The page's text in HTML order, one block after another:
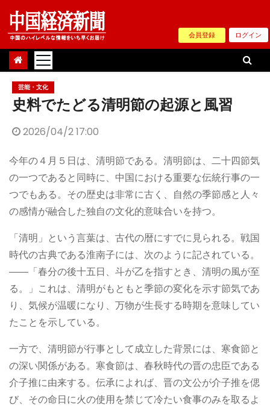
Skip
content
会員登録 ログイン
芸能・文化
史料でたどる清明節の起源と風習
2026/04/2 17:00
今年の４月５日は、清明節である。清明節は、二十四節気
の一つであると同時に、中国における重要な伝統行事の一
つでもある。その歴史は非常に古く、自然の季節感と人々
の感情が融合した独自の文化的意味合いを持つ。
「清明」という言葉は、古代の暦にすでに見られる。戦国
時代の古典である淮南子には、次のように記されている。
――「春分の後十五日、斗が乙を指すとき、清明の風が至
る。」これは、清明がもともと季節の変化を示す節気であ
り、気候が温暖になり、万物が生長する時期を意味してい
たことを示している。
一方で、清明節が行事として成立した背景には、寒食節と
の深い関係がある。寒食節は、春秋時代の晋の忠臣である
介子推に由来する。伝承によれば、晋の文公が介子推を偲
び、その命日に火の使用を禁じて冷たい食事のみを取るよ